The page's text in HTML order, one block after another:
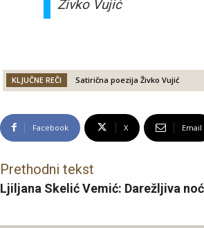
Živko Vujić
KLJUČNE REČI Satirična poezija Živko Vujić
Facebook X Email
Prethodni tekst
Ljiljana Skelić Vemić: Darežljiva noć